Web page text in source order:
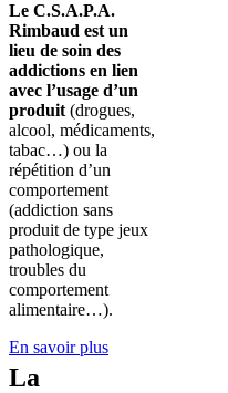
Le C.S.A.P.A.
Rimbaud est un
lieu de soin des
addictions en lien
avec l’usage d’un
produit (drogues,
alcool, médicaments,
tabac…) ou la
répétition d’un
comportement
(addiction sans
produit de type jeux
pathologique,
troubles du
comportement
alimentaire…).
En savoir plus
La